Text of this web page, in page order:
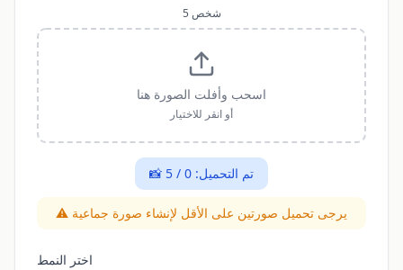
شخص 5
اسحب وأفلت الصورة هنا
أو انقر للاختيار
📸 تم التحميل:
0
/
5
⚠️ يرجى تحميل صورتين على الأقل لإنشاء صورة جماعية
اختر النمط